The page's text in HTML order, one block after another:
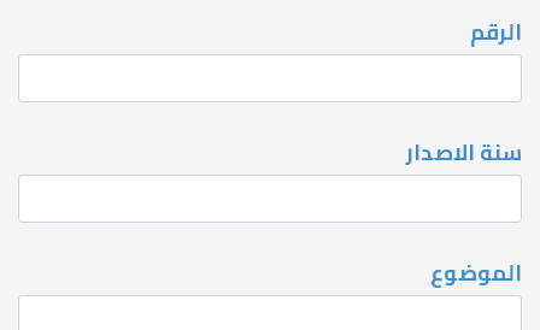
الرقم
سنة الاصدار
الموضوع